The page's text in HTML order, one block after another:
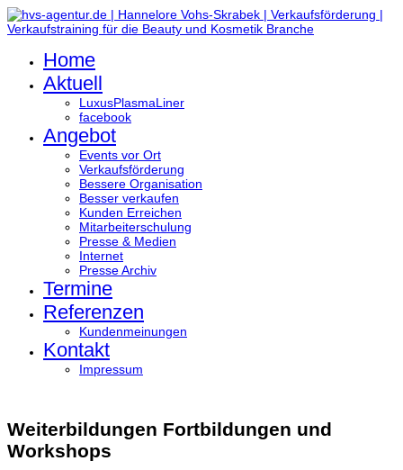
Home
Aktuell
LuxusPlasmaLiner
facebook
Angebot
Events vor Ort
Verkaufsförderung
Bessere Organisation
Besser verkaufen
Kunden Erreichen
Mitarbeiterschulung
Presse & Medien
Internet
Presse Archiv
Termine
Referenzen
Kundenmeinungen
Kontakt
Impressum
Weiterbildungen Fortbildungen und
Workshops